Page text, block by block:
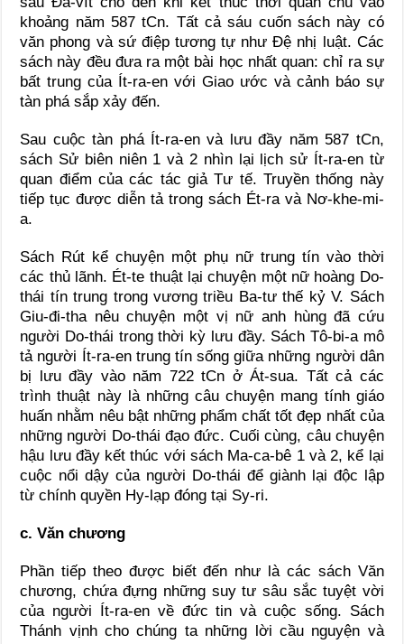
khoảng năm 587 tCn. Tất cả sáu cuốn sách này có
văn phong và sứ điệp tương tự như Đệ nhị luật. Các
sách này đều đưa ra một bài học nhất quan: chỉ ra sự
bất trung của Ít-ra-en với Giao ước và cảnh báo sự
tàn phá sắp xảy đến.
Sau cuộc tàn phá Ít-ra-en và lưu đầy năm 587 tCn,
sách Sử biên niên 1 và 2 nhìn lại lịch sử Ít-ra-en từ
quan điểm của các tác giả Tư tế. Truyền thống này
tiếp tục được diễn tả trong sách Ét-ra và Nơ-khe-mi-
a.
Sách Rút kể chuyện một phụ nữ trung tín vào thời
các thủ lãnh. Ét-te thuật lại chuyện một nữ hoàng Do-
thái tín trung trong vương triều Ba-tư thế kỷ V. Sách
Giu-đi-tha nêu chuyện một vị nữ anh hùng đã cứu
người Do-thái trong thời kỳ lưu đầy. Sách Tô-bi-a mô
tả người Ít-ra-en trung tín sống giữa những người dân
bị lưu đầy vào năm 722 tCn ở Át-sua. Tất cả các
trình thuật này là những câu chuyện mang tính giáo
huấn nhằm nêu bật những phẩm chất tốt đẹp nhất của
những người Do-thái đạo đức. Cuối cùng, câu chuyện
hậu lưu đầy kết thúc với sách Ma-ca-bê 1 và 2, kể lại
cuộc nổi dậy của người Do-thái để giành lại độc lập
từ chính quyền Hy-lạp đóng tại Sy-ri.
c. Văn chương
Phần tiếp theo được biết đến như là các sách Văn
chương, chứa đựng những suy tư sâu sắc tuyệt vời
của người Ít-ra-en về đức tin và cuộc sống. Sách
Thánh vịnh cho chúng ta những lời cầu nguyện và